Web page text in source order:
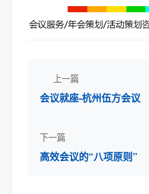
上一篇
会议就座-杭州伍方会议
下一篇
高效会议的“八项原则”